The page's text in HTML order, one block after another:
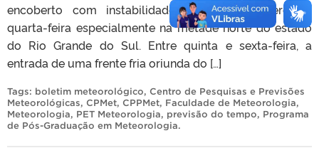
encoberto com instabilidades isoladas na terça e
quarta-feira especialmente na metade norte do estado
do Rio Grande do Sul. Entre quinta e sexta-feira, a
entrada de uma frente fria oriunda do […]
Tags: boletim meteorológico, Centro de Pesquisas e Previsões
Meteorológicas, CPMet, CPPMet, Faculdade de Meteorologia,
Meteorologia, PET Meteorologia, previsão do tempo, Programa
de Pós-Graduação em Meteorologia.